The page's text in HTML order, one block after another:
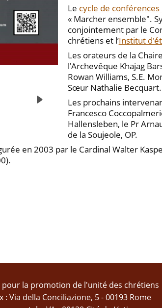
Le cycle de conférences
« Marcher ensemble".
conjointement par le
chrétiens et l’Institut
Les orateurs de la
l'Archevêque Khajag
Rowan Williams, S.E.
Sœur Nathalie Becquart.
Les prochains
Francesco
Hallensleben, le Pr
de la Soujeole, OP.
en 2003 par le Cardinal Walter
pour la promotion de l'unité des chrétiens
: Via della Conciliazione, 5 - 00193 Rome